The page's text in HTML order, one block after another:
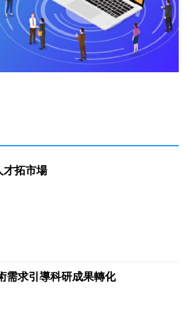
才拓市場
業配對會舉行 技術需求引導科研成果轉化